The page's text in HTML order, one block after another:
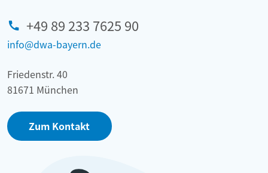
+49 89 233 7625 90
info@dwa-bayern.de
Friedenstr. 40
81671 München
Zum Kontakt